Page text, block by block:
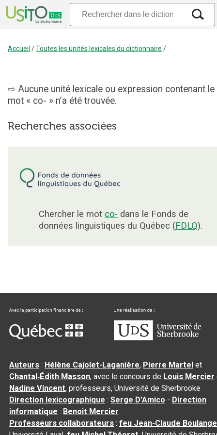
Accueil /Toutes les unités lexicales du dictionnaire /
Aucune unité lexicale ou expression contenant le
mot « co- » n’a été trouvée.
Recherches associées
Chercher le mot co- dans le Fonds de
données linguistiques du Québec (FDLQ).
Auteurs : Hélène Cajolet-Laganière, Pierre Martel et
Chantal‑Édith Masson, avec le concours de Louis Mercier
Nadine Vincent, professeurs, Université de Sherbrooke
Direction lexicographique :Serge D’Amico - Direction
informatique : Benoit Mercier
Professeurs collaborateurs :feu Jean-Claude